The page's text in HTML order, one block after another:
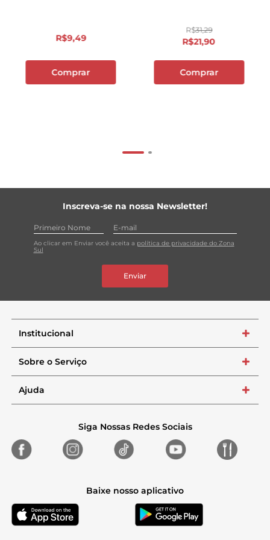
R$9,49
Comprar
R$31,29
R$21,90
Comprar
Inscreva-se na nossa Newsletter!
Ao clicar em Enviar você aceita a política de privacidade do Zona
Sul
Enviar
Institucional +
Sobre o Serviço +
Ajuda +
Siga Nossas Redes Sociais
Baixe nosso aplicativo